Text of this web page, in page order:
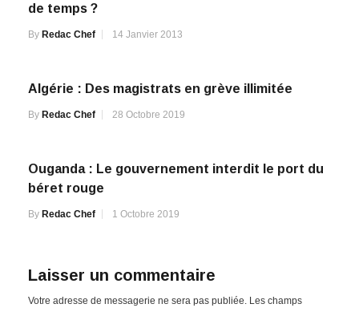
de temps ?
By Redac Chef 14 Janvier 2013
Algérie : Des magistrats en grève illimitée
By Redac Chef 28 Octobre 2019
Ouganda : Le gouvernement interdit le port du
béret rouge
By Redac Chef 1 Octobre 2019
Laisser un commentaire
Votre adresse de messagerie ne sera pas publiée. Les champs